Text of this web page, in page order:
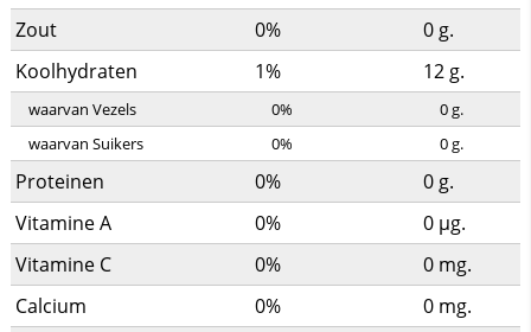
Zout
0% 0 g.
Koolhydraten
1% 12 g.
waarvan Vezels 0% 0g.
waarvan Suikers
0% 0g.
Proteinen 0% 0 g.
Vitamine A
0% 0 µg.
Vitamine C
0% 0 mg.
Calcium
0% 0 mg.